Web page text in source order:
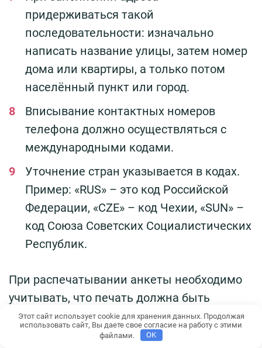
придерживаться такой
последовательности: изначально
написать название улицы, затем номер
дома или квартиры, а только потом
населённый пункт или город.
Вписывание контактных номеров
телефона должно осуществляться с
международными кодами.
Уточнение стран указывается в кодах.
Пример: «RUS» – это код Российской
Федерации, «CZE» – код Чехии, «SUN» –
код Союза Советских Социалистических
Республик.
При распечатывании анкеты необходимо
учитывать, что печать должна быть
обязательно двухсторонней. Так, если
анкета состоит их четырёх листков, то в
Этот сайт использует cookie для хранения данных. Продолжая
использовать сайт, Вы даете свое согласие на работу с этими
файлами.
OK